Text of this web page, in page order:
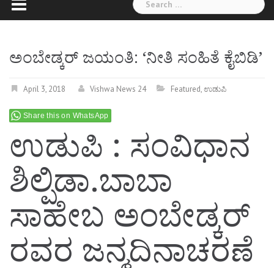
for:
ಅಂಬೇಡ್ಕರ್ ಜಯಂತಿ: ‘ನೀತಿ ಸಂಹಿತೆ ಕೈಬಿಡಿ’
April 3, 2018 Vishwa News 24 Featured,ಉಡುಪಿ
Share this on WhatsApp
ಉಡುಪಿ : ಸಂವಿಧಾನ
ಶಿಲ್ಪಿಡಾ.ಬಾಬಾ
ಸಾಹೇಬ ಅಂಬೇಡ್ಕರ್
ರವರ ಜನ್ಮದಿನಾಚರಣೆ